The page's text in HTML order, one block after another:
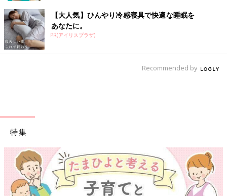
【大人気】ひんやり冷感寝具で快適な睡眠を
あなたに。
PR(アイリスプラザ)
Recommended by
特集
【ワクチン接種できるものも】妊婦の感染症対策、知っておいて